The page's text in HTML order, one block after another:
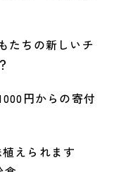
たちの新しいチ
円からの寄付
植えられます